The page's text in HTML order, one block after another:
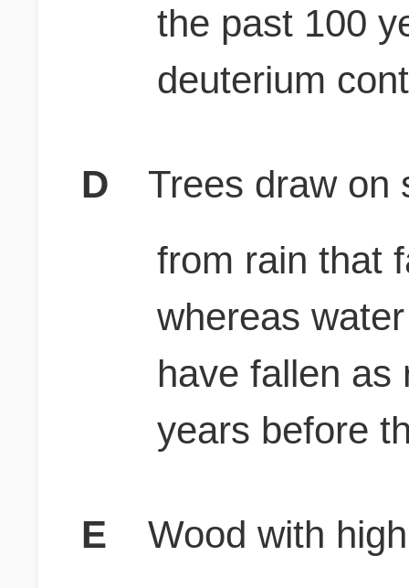
the past 100
deuterium
D
Trees draw on
from rain that
whereas
have fallen as
years before
E
Wood with